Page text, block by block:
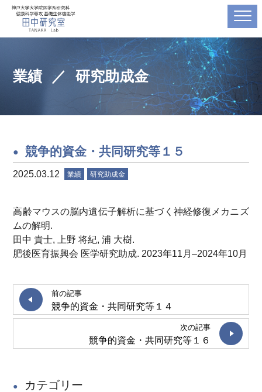
業績 研究助成金
競争的資金・共同研究等１５
2025.03.12 業績 研究助成金
高齢マウスの脳内遺伝子解析に基づく神経修復メカニズ
ムの解明.
田中 貴士, 上野 将紀, 浦 大樹.
肥後医育振興会 医学研究助成. 2023年11月–2024年10月
前の記事
競争的資金・共同研究等１４
次の記事
競争的資金・共同研究等１６
カテゴリー